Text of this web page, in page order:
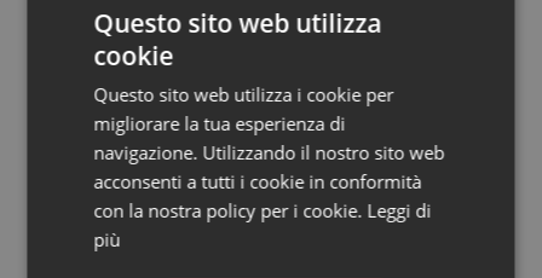
Salute orale & impianti
Sangue & coagulazione
Tiroide
Tumore al seno
Potrebbe interessarti in
Lavoro e Professioni
Questo sito web utilizza
cookie
Questo sito web utilizza i cookie per
migliorare la tua esperienza di
navigazione. Utilizzando il nostro sito web
acconsenti a tutti i cookie in conformità
con la nostra policy per i cookie. Leggi di
più